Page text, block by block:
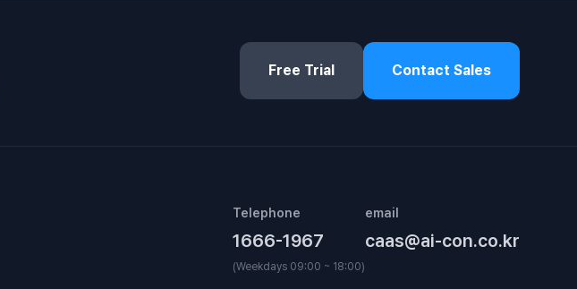
Free Trial Contact Sales
Telephone
1666-1967
(Weekdays 09:00 ~ 18:00)
email
caas@ai-con.co.kr